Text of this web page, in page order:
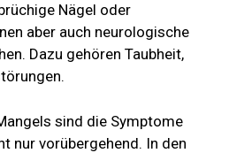
Nägel oder
aber auch neurologische
Dazu gehören Taubheit,
sind die Symptome
nur vorübergehend. In den